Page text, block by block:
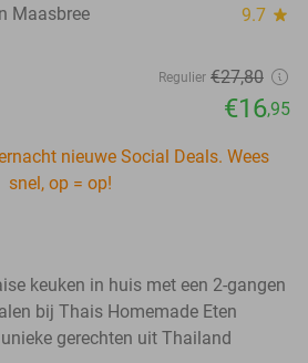
Maasbree 9.7 star
Regulier €27,80
€16,95
nieuwe Social Deals. Wees
snel, op = op!
keuken in huis met een 2-gangen
bij Thais Homemade Eten
gerechten uit Thailand